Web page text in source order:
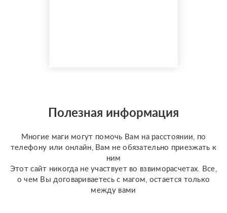
конкретную задачу
(Классическое Таро
Таро ...
Полезная информация
Многие маги могут помочь Вам на расстоянии, по
телефону или онлайн, Вам не обязательно приезжать к
ним
Этот сайт никогда не участвует во взвиморасчетах. Все,
о чем Вы договариваетесь с магом, остается только
между вами